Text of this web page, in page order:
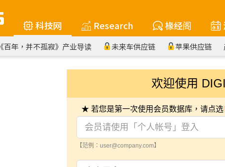
科技网 Research 椽经阁
《百年，并不孤寂》产业导读 未来车供应链 苹果供应链
欢迎使用
★ 若您是第一次使用会员数据库，请点选
【范例：user@company.com】